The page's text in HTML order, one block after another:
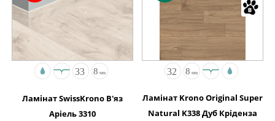
Ламінат SwissKrono В'яз
Аріель 3310
Ламінат Krono Original Super
Natural K338 Дуб Кріденза